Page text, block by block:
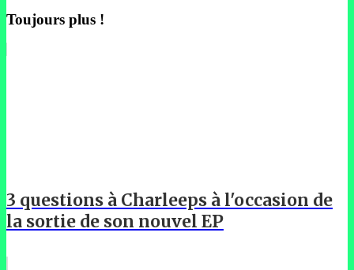
Toujours plus !
3 questions à Charleeps à l'occasion de
la sortie de son nouvel EP